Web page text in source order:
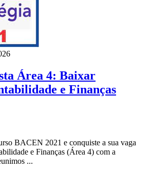
Área 4: Baixar
e Finanças
BACEN 2021 e conquiste a sua vaga
e Finanças (Área 4) com a
...